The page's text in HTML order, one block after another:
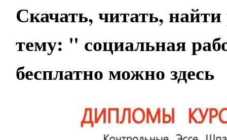
Скачать, читать,
тему: " социальная
бесплатно можно здесь